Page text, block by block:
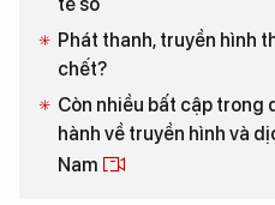
Phát thanh, truyền hình
chết?
Còn nhiều bất cập trong
hành về truyền hình và
Nam